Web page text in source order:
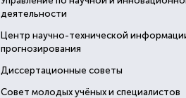
деятельности
Центр научно-технической
прогнозирования
Диссертационные советы
Совет молодых учёных и специалистов